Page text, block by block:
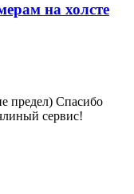
на холсте
предел) Спасибо
сервис!